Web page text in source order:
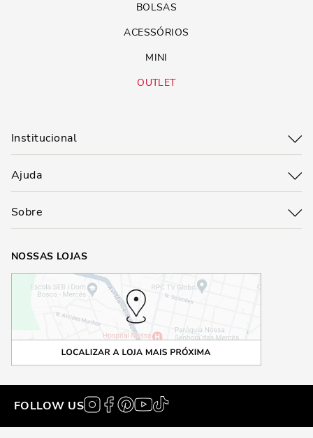
BOLSAS
ACESSÓRIOS
MINI
OUTLET
Institucional
Ajuda
Sobre
NOSSAS LOJAS
FOLLOW US